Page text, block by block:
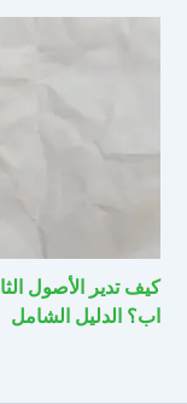
اب؟ الدليل الشامل